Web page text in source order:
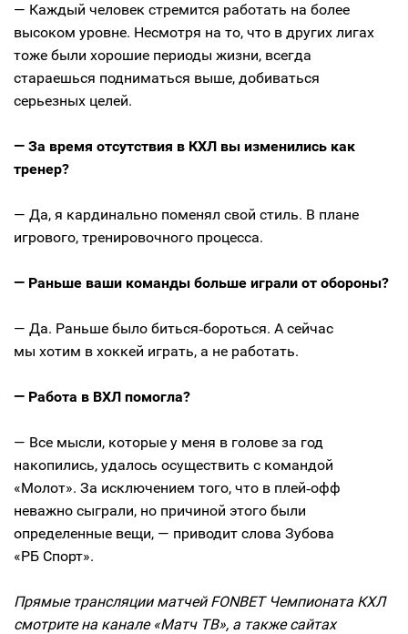
— Каждый человек стремится работать на более
высоком уровне. Несмотря на то, что в других лигах
тоже были хорошие периоды жизни, всегда
стараешься подниматься выше, добиваться
серьезных целей.
— За время отсутствия в КХЛ вы изменились как
тренер?
— Да, я кардинально поменял свой стиль. В плане
игрового, тренировочного процесса.
— Раньше ваши команды больше играли от обороны?
— Да. Раньше было биться‑бороться. А сейчас
мы хотим в хоккей играть, а не работать.
— Работа в ВХЛ помогла?
— Все мысли, которые у меня в голове за год
накопились, удалось осуществить с командой
«Молот». За исключением того, что в плей‑офф
неважно сыграли, но причиной этого были
определенные вещи, — приводит слова Зубова
«РБ Спорт».
Прямые трансляции матчей FONBET Чемпионата КХЛ
смотрите на канале «Матч ТВ», а также сайтах